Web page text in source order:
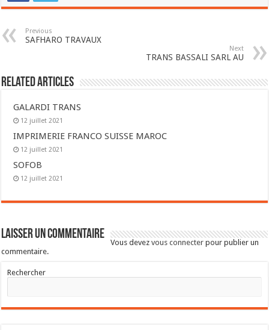
Previous
SAFHARO TRAVAUX
Next
TRANS BASSALI SARL AU
Related Articles
GALARDI TRANS
12 juillet 2021
IMPRIMERIE FRANCO SUISSE MAROC
12 juillet 2021
SOFOB
12 juillet 2021
Laisser un commentaire
Vous devezvous connecter pour publier un
commentaire.
Rechercher